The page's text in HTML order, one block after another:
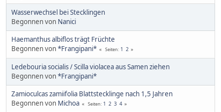
Wasserwechsel bei Stecklingen
Begonnen von Nanici
Haemanthus albiflos trägt Früchte
Begonnen von*Frangipani* Seiten 1 2
Ledebouria socialis / Scilla violacea aus Samen ziehen
Begonnen von*Frangipani*
Zamioculcas zamiifolia Blattstecklinge nach 1,5 Jahren
Begonnen von Michoa Seiten 1 2 3 4